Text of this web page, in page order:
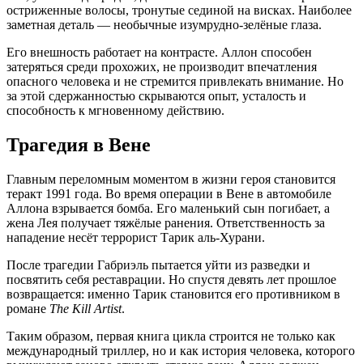
остриженные волосы, тронутые сединой на висках. Наиболее
заметная деталь — необычные изумрудно-зелёные глаза.
Его внешность работает на контрасте. Аллон способен
затеряться среди прохожих, не производит впечатления
опасного человека и не стремится привлекать внимание. Но
за этой сдержанностью скрываются опыт, усталость и
способность к мгновенному действию.
Трагедия в Вене
Главным переломным моментом в жизни героя становится
теракт 1991 года. Во время операции в Вене в автомобиле
Аллона взрывается бомба. Его маленький сын погибает, а
жена Лея получает тяжёлые ранения. Ответственность за
нападение несёт террорист Тарик аль-Хурани.
После трагедии Габриэль пытается уйти из разведки и
посвятить себя реставрации. Но спустя девять лет прошлое
возвращается: именно Тарик становится его противником в
романе The Kill Artist.
Таким образом, первая книга цикла строится не только как
международный триллер, но и как история человека, которого